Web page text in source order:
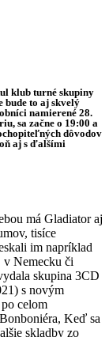
klub turné skupiny
bude to aj skvelý
namierené 28.
sa začne o 19:00 a
dôvodov
aj s ďalšími
má Gladiator aj
tisíce
im napríklad
Nemecku či
skupina 3CD
s novým
celom
Keď sa
skladby zo